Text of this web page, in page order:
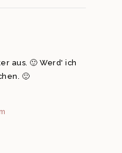
aus. 🙂 Werd' ich
🙂